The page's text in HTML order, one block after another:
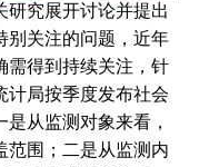
研究展开讨论并提出
别关注的问题，近年
需得到持续关注，针
计局按季度发布社会
从监测对象来看，
范围；二是从监测内